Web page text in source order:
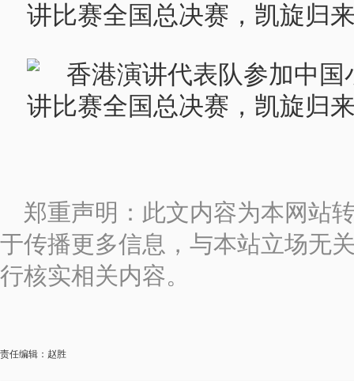
郑重声明：此文内容为本网站
于传播更多信息，与本站立场无
行核实相关内容。
责任编辑：赵胜